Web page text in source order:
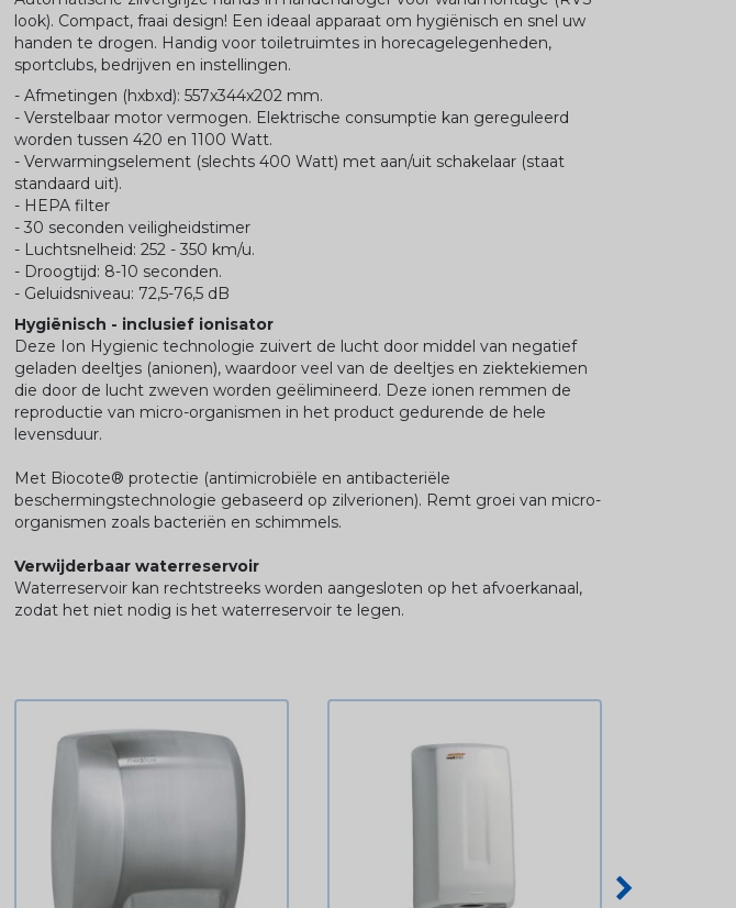
look). Compact, fraai design! Een ideaal apparaat om hygiënisch en snel uw
handen te drogen. Handig voor toiletruimtes in horecagelegenheden,
sportclubs, bedrijven en instellingen.
- Afmetingen (hxbxd): 557x344x202 mm.
- Verstelbaar motor vermogen. Elektrische consumptie kan gereguleerd
worden tussen 420 en 1100 Watt.
- Verwarmingselement (slechts 400 Watt) met aan/uit schakelaar (staat
standaard uit).
- HEPA filter
- 30 seconden veiligheidstimer
- Luchtsnelheid: 252 - 350 km/u.
- Droogtijd: 8-10 seconden.
- Geluidsniveau: 72,5-76,5 dB
Hygiënisch - inclusief ionisator
Deze Ion Hygienic technologie zuivert de lucht door middel van negatief
geladen deeltjes (anionen), waardoor veel van de deeltjes en ziektekiemen
die door de lucht zweven worden geëlimineerd. Deze ionen remmen de
reproductie van micro-organismen in het product gedurende de hele
levensduur.
Met Biocote® protectie (antimicrobiële en antibacteriële
beschermingstechnologie gebaseerd op zilverionen). Remt groei van micro-
organismen zoals bacteriën en schimmels.
Verwijderbaar waterreservoir
Waterreservoir kan rechtstreeks worden aangesloten op het afvoerkanaal,
zodat het niet nodig is het waterreservoir te legen.